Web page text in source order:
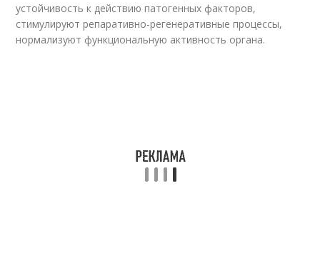
устойчивость к действию патогенных факторов,
стимулируют репаративно-регенеративные процессы,
нормализуют функциональную активность органа.